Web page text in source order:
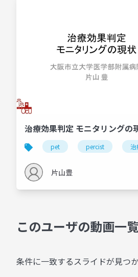
治療効果判定 モニタリングの
pet percist 治
片山豊
このユーザの動画一
条件に一致するスライドが見つ